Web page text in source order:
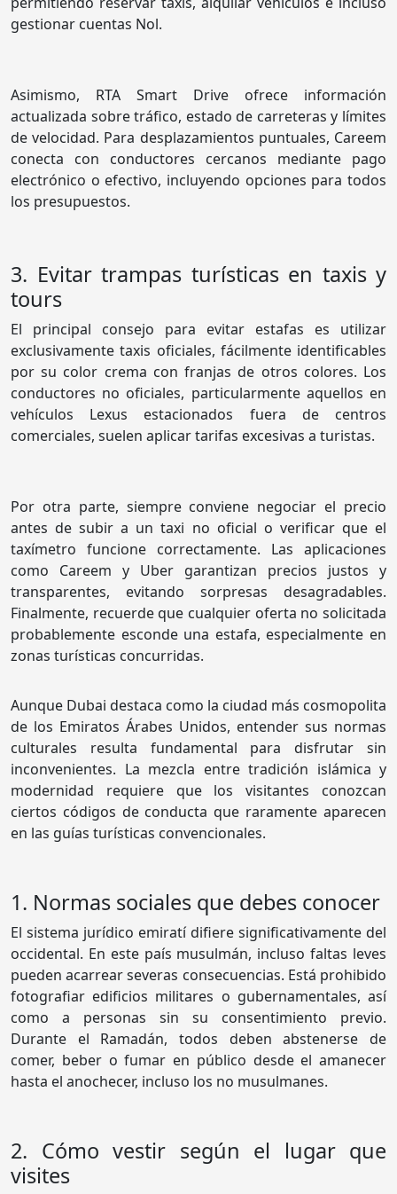
gestionar cuentas Nol.
Asimismo, RTA Smart Drive ofrece información
actualizada sobre tráfico, estado de carreteras y límites
de velocidad. Para desplazamientos puntuales, Careem
conecta con conductores cercanos mediante pago
electrónico o efectivo, incluyendo opciones para todos
los presupuestos.
3. Evitar trampas turísticas en taxis y
tours
El principal consejo para evitar estafas es utilizar
exclusivamente taxis oficiales, fácilmente identificables
por su color crema con franjas de otros colores. Los
conductores no oficiales, particularmente aquellos en
vehículos Lexus estacionados fuera de centros
comerciales, suelen aplicar tarifas excesivas a turistas.
Por otra parte, siempre conviene negociar el precio
antes de subir a un taxi no oficial o verificar que el
taxímetro funcione correctamente. Las aplicaciones
como Careem y Uber garantizan precios justos y
transparentes, evitando sorpresas desagradables.
Finalmente, recuerde que cualquier oferta no solicitada
probablemente esconde una estafa, especialmente en
zonas turísticas concurridas.
Aunque Dubai destaca como la ciudad más cosmopolita
de los Emiratos Árabes Unidos, entender sus normas
culturales resulta fundamental para disfrutar sin
inconvenientes. La mezcla entre tradición islámica y
modernidad requiere que los visitantes conozcan
ciertos códigos de conducta que raramente aparecen
en las guías turísticas convencionales.
1. Normas sociales que debes conocer
El sistema jurídico emiratí difiere significativamente del
occidental. En este país musulmán, incluso faltas leves
pueden acarrear severas consecuencias. Está prohibido
fotografiar edificios militares o gubernamentales, así
como a personas sin su consentimiento previo.
Durante el Ramadán, todos deben abstenerse de
comer, beber o fumar en público desde el amanecer
hasta el anochecer, incluso los no musulmanes.
2. Cómo vestir según el lugar que
visites